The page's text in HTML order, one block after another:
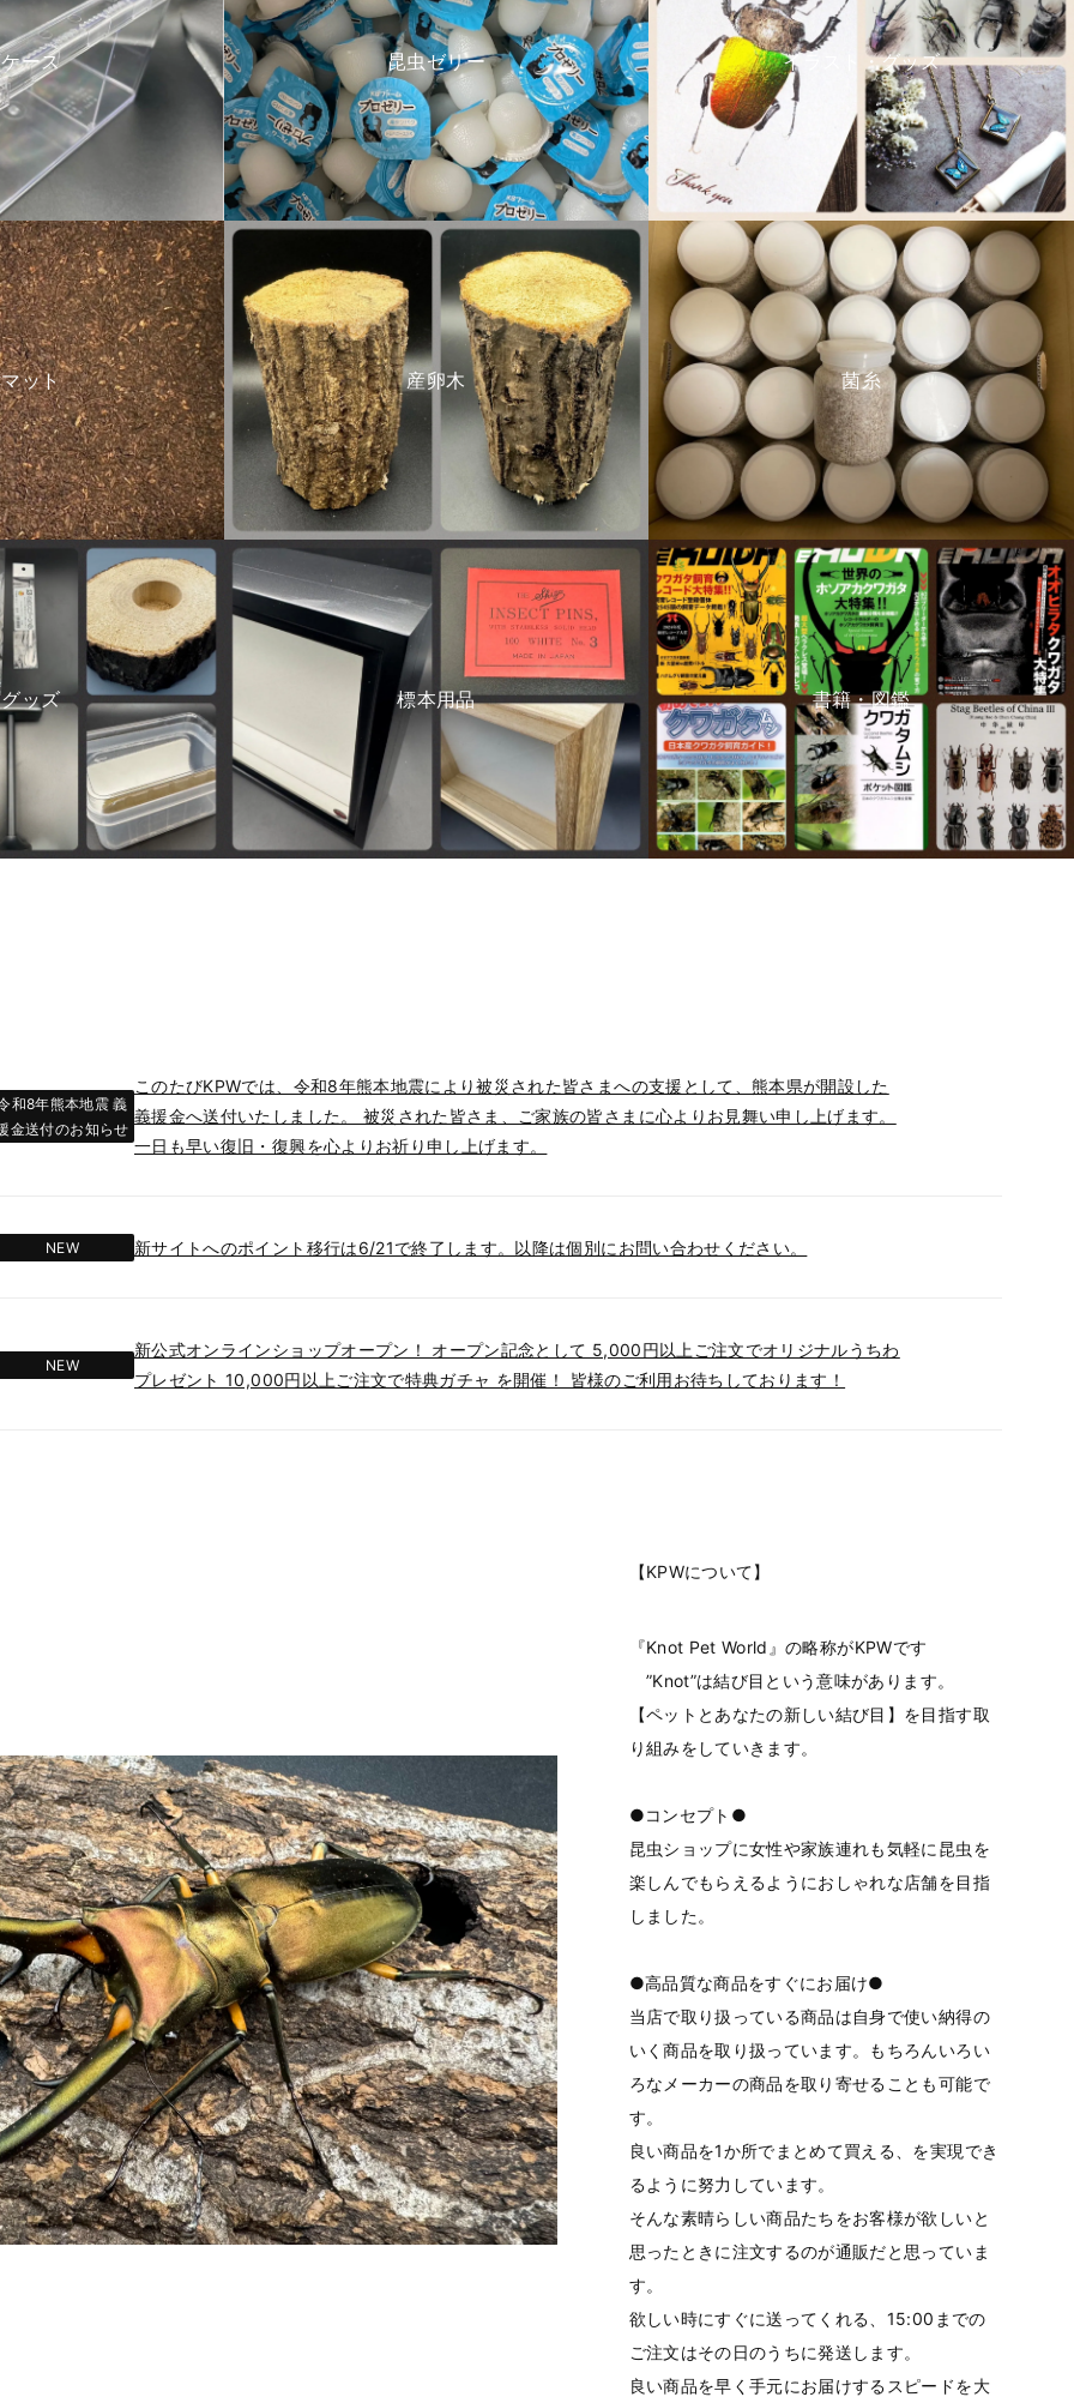
ース 昆虫ゼリー イラスト・グッズ
ット 産卵木 菌糸
ッズ 標本用品 書籍・図鑑
和8年熊本地震 義
金送付のお知らせ
このたびKPWでは、令和8年熊本地震により被災された皆さまへの支援として、熊本県が開設した
義援金へ送付いたしました。 被災された皆さま、ご家族の皆さまに心よりお見舞い申し上げます。
一日も早い復旧・復興を心よりお祈り申し上げます。
NEW 新サイトへのポイント移行は6/21で終了します。以降は個別にお問い合わせください。
NEW
新公式オンラインショップオープン！ オープン記念として 5,000円以上ご注文でオリジナルうちわ
プレゼント 10,000円以上ご注文で特典ガチャ を開催！ 皆様のご利用お待ちしております！
【KPWについて】
『Knot Pet World』の略称がKPWです
”Knot”は結び目という意味があります。
【ペットとあなたの新しい結び目】を目指す取
り組みをしていきます。
●コンセプト●
昆虫ショップに女性や家族連れも気軽に昆虫を
楽しんでもらえるようにおしゃれな店舗を目指
しました。
●高品質な商品をすぐにお届け●
当店で取り扱っている商品は自身で使い納得の
いく商品を取り扱っています。もちろんいろい
ろなメーカーの商品を取り寄せることも可能で
す。
良い商品を1か所でまとめて買える、を実現でき
るように努力しています。
そんな素晴らしい商品たちをお客様が欲しいと
思ったときに注文するのが通販だと思っていま
す。
欲しい時にすぐに送ってくれる、15:00までの
ご注文はその日のうちに発送します。
良い商品を早く手元にお届けするスピードを大